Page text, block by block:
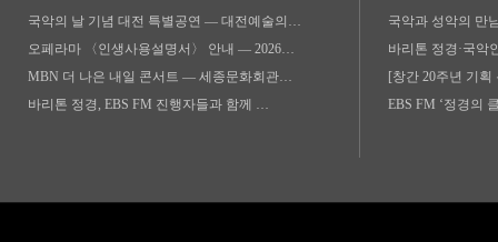
국악의 날 기념 대전 특별공연 — 대전예술의…
오페라마 〈인생사용설명서〉 안내 — 2026…
MBN 더 나은 내일 콘서트 — 세종문화회관…
바리톤 정경, EBS FM 진행자들과 함께 …
국악과 성악의 만
바리톤 정경·국
[창간 20주년 기
EBS FM ‘정경의